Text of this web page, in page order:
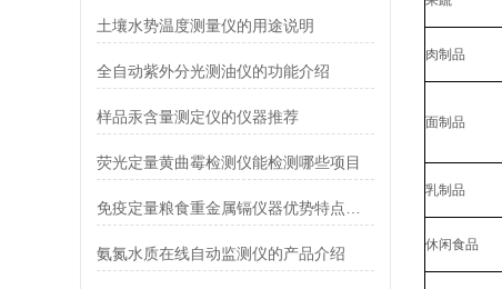
土壤水势温度测量仪的用途说明
全自动紫外分光测油仪的功能介绍
样品汞含量测定仪的仪器推荐
荧光定量黄曲霉检测仪能检测哪些项目
氨氮水质在线自动监测仪的产品介绍
肉制品
面制品
乳制品
休闲食品